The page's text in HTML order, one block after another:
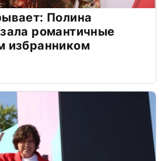
Полина
романтичные
избранником